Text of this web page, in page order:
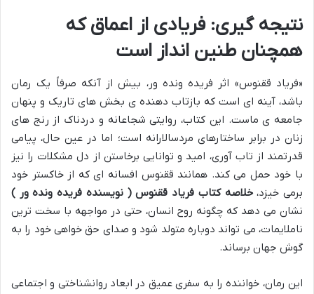
نتیجه گیری: فریادی از اعماق که
همچنان طنین انداز است
«فریاد ققنوس» اثر فریده ونده ور، بیش از آنکه صرفاً یک رمان
باشد، آینه ای است که بازتاب دهنده ی بخش های تاریک و پنهان
جامعه ی ماست. این کتاب، روایتی شجاعانه و دردناک از رنج های
زنان در برابر ساختارهای مردسالارانه است؛ اما در عین حال، پیامی
قدرتمند از تاب آوری، امید و توانایی برخاستن از دل مشکلات را نیز
با خود حمل می کند. همانند ققنوس افسانه ای که از خاکستر خود
برمی خیزد،خلاصه کتاب فریاد ققنوس ( نویسنده فریده ونده ور )
نشان می دهد که چگونه روح انسان، حتی در مواجهه با سخت ترین
ناملایمات، می تواند دوباره متولد شود و صدای حق خواهی خود را به
گوش جهان برساند.
این رمان، خواننده را به سفری عمیق در ابعاد روانشناختی و اجتماعی